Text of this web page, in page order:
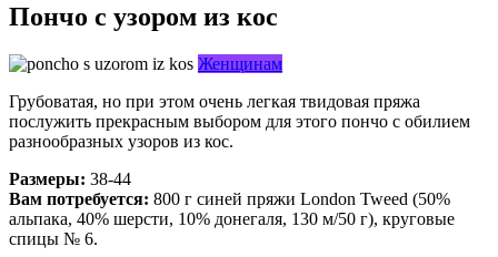
Пончо с узором из кос
Женщинам
Грубоватая, но при этом очень легкая твидовая пряжа
послужить прекрасным выбором для этого пончо с обилием
разнообразных узоров из кос.
Размеры: 38-44
Вам потребуется: 800 г синей пряжи London Tweed (50%
альпака, 40% шерсти, 10% донегаля, 130 м/50 г), круговые
спицы № 6.